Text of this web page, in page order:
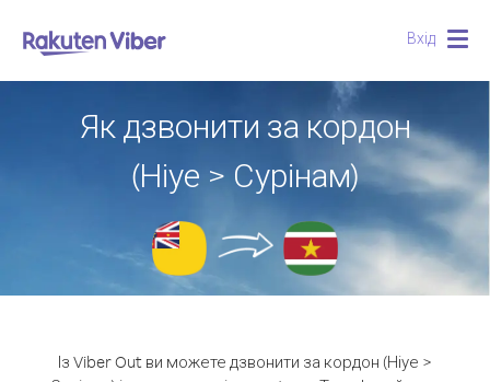
Вхід
Як дзвонити за кордон
(Ніуе > Сурінам)
Із Viber Out ви можете дзвонити за кордон (Ніуе >